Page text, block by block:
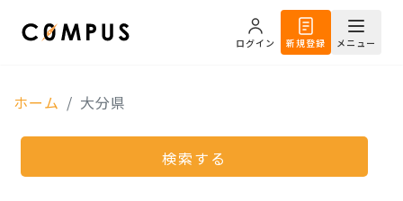
ログイン 新規登録 メニュー
ホーム 大分県
検索する